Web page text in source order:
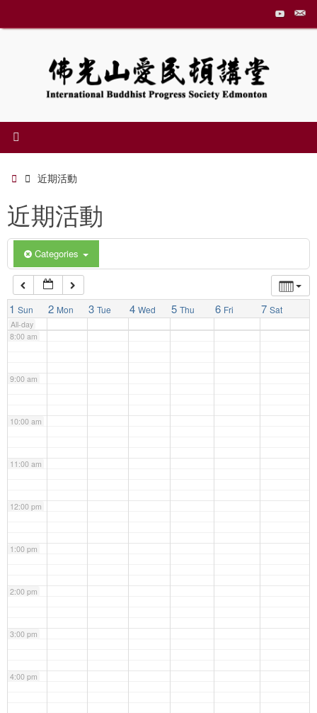
to
Home近期活動
近期活動
Categories
1 Sun 2 Mon 3 Tue 4 Wed 5 Thu 6 Fri 7 Sat
All-day
3:00 am
5:00 am
6:00 am
7:00 am
8:00 am
9:00 am
10:00 am
11:00 am
12:00 pm
1:00 pm
2:00 pm
3:00 pm
4:00 pm